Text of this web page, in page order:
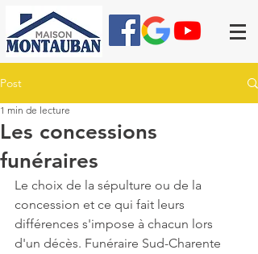
Post
Les concessions
funéraires
1 min de lecture
Le choix de la sépulture ou de la
concession et ce qui fait leurs
différences s'impose à chacun lors
d'un décès. Funéraire Sud-Charente